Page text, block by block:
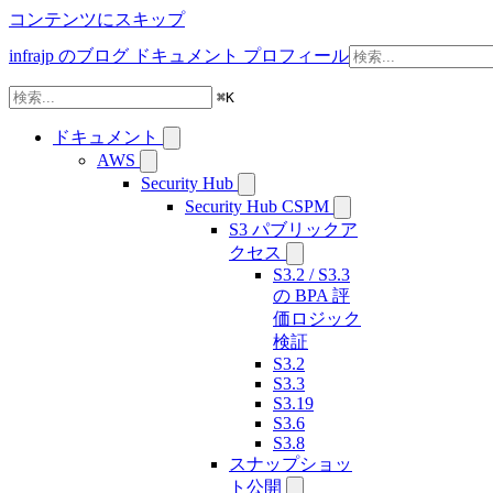
コンテンツにスキップ
infrajp のブログ ドキュメント プロフィール
⌘K
ドキュメント
AWS
Security Hub
Security Hub CSPM
S3 パブリックア
クセス
S3.2 / S3.3
の BPA 評
価ロジック
検証
S3.2
S3.3
S3.19
S3.6
S3.8
スナップショッ
ト公開